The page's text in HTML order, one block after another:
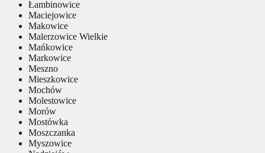
Łambinowice
Maciejowice
Makowice
Malerzowice Wielkie
Mańkowice
Markowice
Meszno
Mieszkowice
Mochów
Molestowice
Morów
Mostówka
Moszczanka
Myszowice